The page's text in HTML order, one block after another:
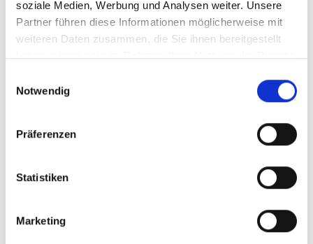
soziale Medien, Werbung und Analysen weiter. Unsere
Partner führen diese Informationen möglicherweise mit
weiteren Daten zusammen, die Sie ihnen bereitgestellt
haben oder die sie im Rahmen Ihrer Nutzung der Dienste
Notwendig
Präferenzen
Statistiken
Marketing